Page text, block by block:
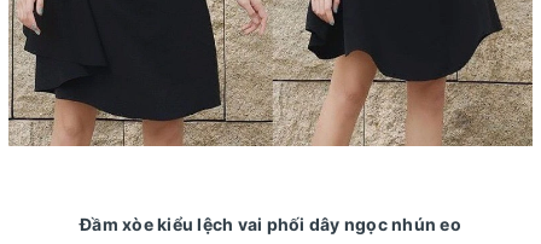
Đầm xòe kiểu lệch vai phối dây ngọc nhún eo